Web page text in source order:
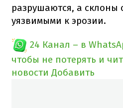
разрушаются, а склоны
уязвимыми к эрозии.
24 Канал – в
чтобы не потерять и
новости Добавить